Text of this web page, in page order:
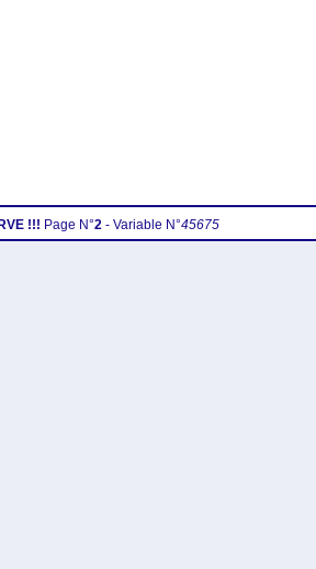
!!! Page N°2 - Variable N°45675